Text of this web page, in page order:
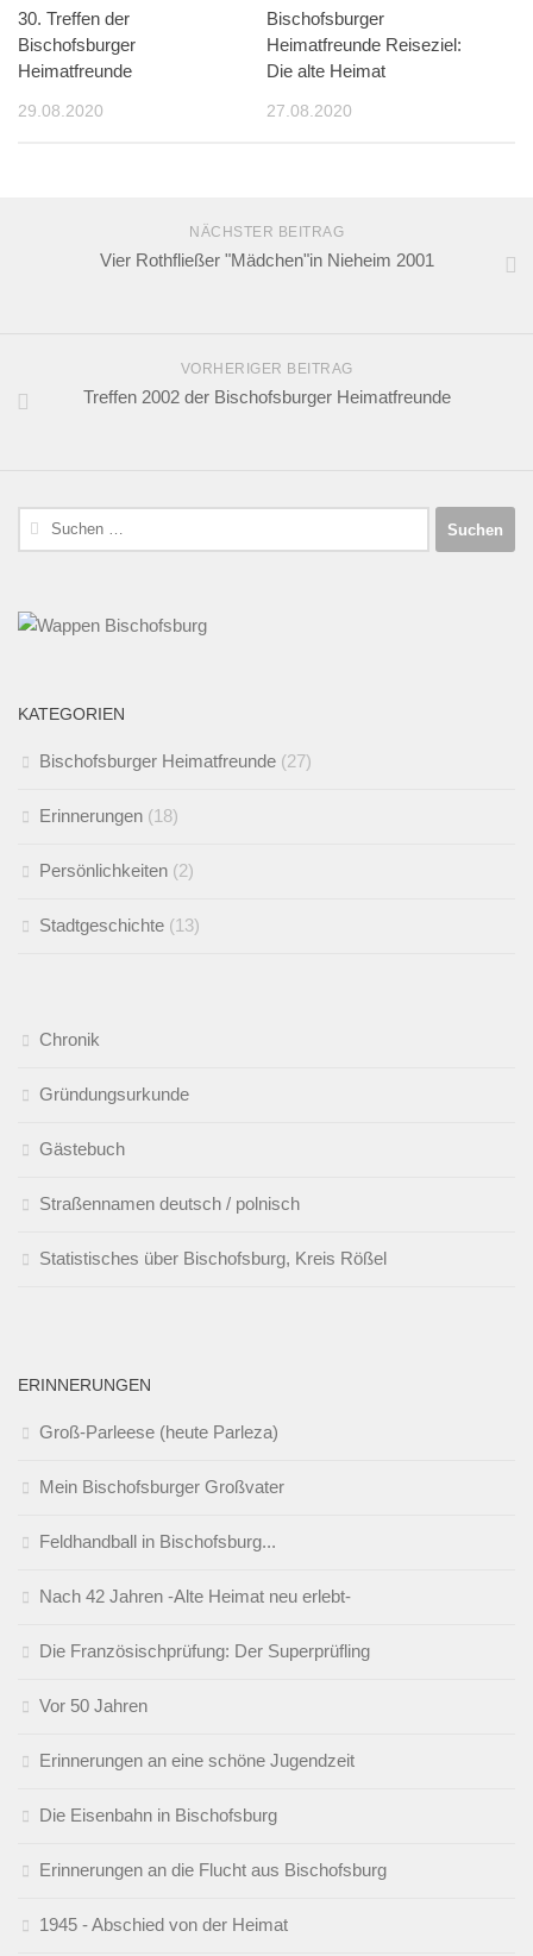
30. Treffen der
Bischofsburger
Heimatfreunde
29.08.2020
Bischofsburger
Heimatfreunde Reiseziel:
Die alte Heimat
27.08.2020
NÄCHSTER BEITRAG
Vier Rothfließer "Mädchen"in Nieheim 2001
VORHERIGER BEITRAG
Treffen 2002 der Bischofsburger Heimatfreunde
Suchen
nach:
KATEGORIEN
Bischofsburger Heimatfreunde (27)
Erinnerungen (18)
Persönlichkeiten (2)
Stadtgeschichte (13)
Chronik
Gründungsurkunde
Gästebuch
Straßennamen deutsch / polnisch
Statistisches über Bischofsburg, Kreis Rößel
ERINNERUNGEN
Groß-Parleese (heute Parleza)
Mein Bischofsburger Großvater
Feldhandball in Bischofsburg...
Nach 42 Jahren -Alte Heimat neu erlebt-
Die Französischprüfung: Der Superprüfling
Vor 50 Jahren
Erinnerungen an eine schöne Jugendzeit
Die Eisenbahn in Bischofsburg
Erinnerungen an die Flucht aus Bischofsburg
1945 - Abschied von der Heimat